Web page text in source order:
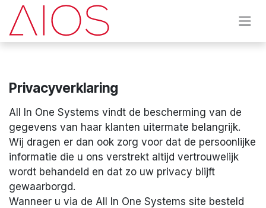
Se rendre au contenu
Privacyverklaring
All In One Systems vindt de bescherming van de
gegevens van haar klanten uitermate belangrijk.
Wij dragen er dan ook zorg voor dat de persoonlijke
informatie die u ons verstrekt altijd vertrouwelijk
wordt behandeld en dat zo uw privacy blijft
gewaarborgd.
Wanneer u via de All In One Systems site besteld